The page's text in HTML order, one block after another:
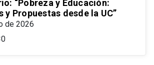
“Pobreza y Educación:
y Propuestas desde la UC”
de 2026